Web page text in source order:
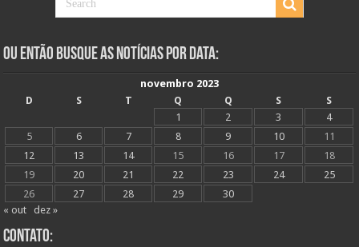
Ou Então Busque as Notícias Por Data:
novembro 2023
D
S T Q Q S
S
1
2 3
4
5
6 7 8 9 10
11
12
13 14 15 16 17
18
19
20 21 22 23 24
25
26
27 28 29
30
« out
dez »
Contato: